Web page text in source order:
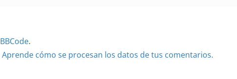
BBCode.
Aprende cómo se procesan los datos de tus comentarios.